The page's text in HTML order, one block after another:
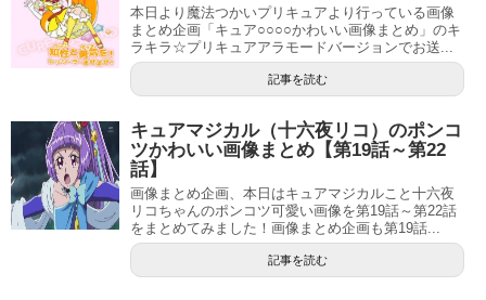
関連記事 プリキュア変身シーン動画まとめ（ハートキャッチプリキュア！）
関連記事
瀬戸琴楓の本名は岩田琴楓
本日より魔法つかいプリキュアより行っている画像
まとめ企画「キュア○○○○かわいい画像まとめ」のキ
ラキラ☆プリキュアアラモードバージョンでお送...
記事を読む
キュアマジカル（十六夜リコ）のポンコ
ツかわいい画像まとめ【第19話～第22
話】
画像まとめ企画、本日はキュアマジカルこと十六夜
リコちゃんのポンコツ可愛い画像を第19話～第22話
をまとめてみました！画像まとめ企画も第19話...
記事を読む